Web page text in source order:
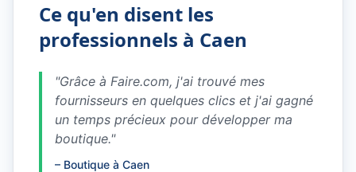
Ce qu'en disent les
professionnels à Caen
"Grâce à Faire.com, j'ai trouvé mes
fournisseurs en quelques clics et j'ai gagné
un temps précieux pour développer ma
boutique."
– Boutique à Caen